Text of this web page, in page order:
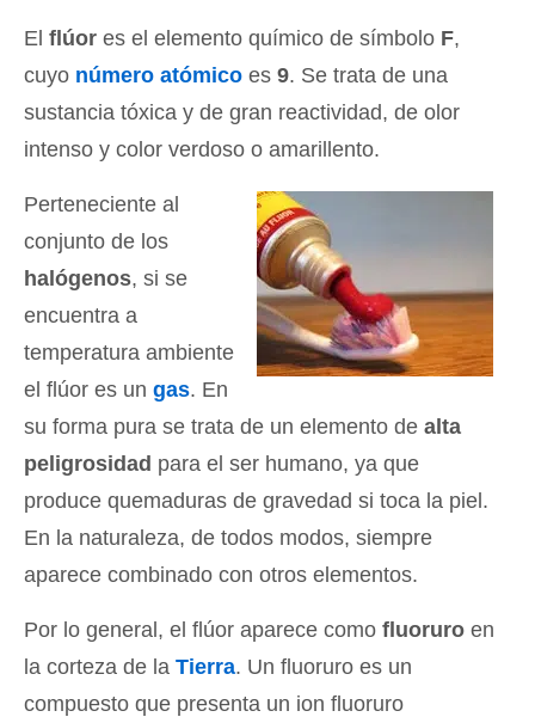
El flúor es el elemento químico de símbolo F,
cuyo número atómico es 9. Se trata de una
sustancia tóxica y de gran reactividad, de olor
intenso y color verdoso o amarillento.
Perteneciente al
conjunto de los
halógenos, si se
encuentra a
temperatura ambiente
el flúor es un gas. En
su forma pura se trata de un elemento de alta
peligrosidad para el ser humano, ya que
produce quemaduras de gravedad si toca la piel.
En la naturaleza, de todos modos, siempre
aparece combinado con otros elementos.
Por lo general, el flúor aparece como fluoruro en
la corteza de la Tierra. Un fluoruro es un
compuesto que presenta un ion fluoruro